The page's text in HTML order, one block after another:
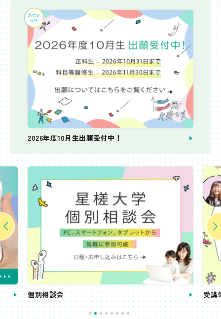
2026年度10月生出願受付中！
個別相談会 受講